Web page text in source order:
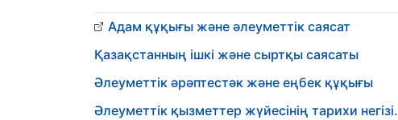
Адам құқығы және әлеуметтік саясат
Қазақстанның ішкі және сыртқы саясаты
Әлеуметтік әрәптестәк және еңбек құқығы
Әлеуметтік қызметтер жүйесінің тарихи негізі.